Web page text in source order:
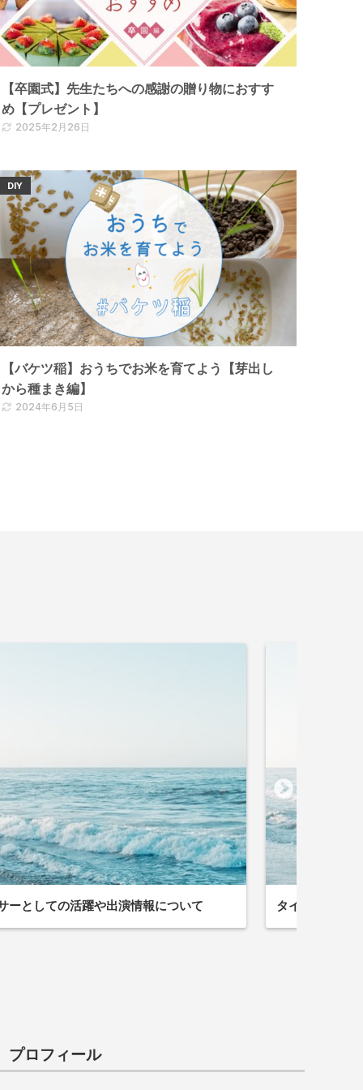
【卒園式】先生たちへの感謝の贈り物におすす
め【プレゼント】
2025年2月26日
【バケツ稲】おうちでお米を育てよう【芽出し
から種まき編】
2024年6月5日
DIY
ーとしての活躍や出演情報について タイヤチェー
プロフィール